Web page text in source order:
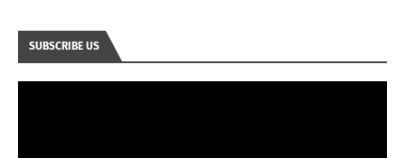
SUBSCRIBE US